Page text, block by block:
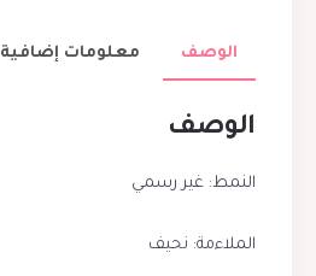
الوصف معلومات إضافية
الوصف
النمط: غير رسمي
الملاءمة: نحيف